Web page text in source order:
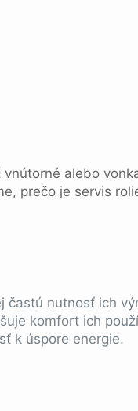
alebo
prečo je servis
častú nutnosť ich
komfort ich
k úspore energie.